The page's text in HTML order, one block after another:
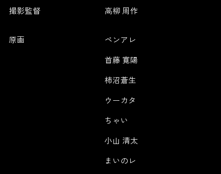
撮影監督
高柳 周作
原画
ペンアレ
首藤 寛陽
柿沼蒼生
ウーカタ
ちゃい
小山 清太
まいのレ